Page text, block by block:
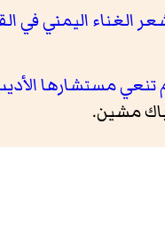
الغناء اليمني في
تنعي مستشارها
مشين.